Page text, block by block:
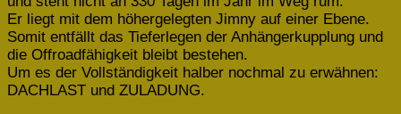
Er liegt mit dem höhergelegten Jimny auf einer Ebene.
Somit entfällt das Tieferlegen der Anhängerkupplung und
die Offroadfähigkeit bleibt bestehen.
Um es der Vollständigkeit halber nochmal zu erwähnen:
DACHLAST und ZULADUNG.